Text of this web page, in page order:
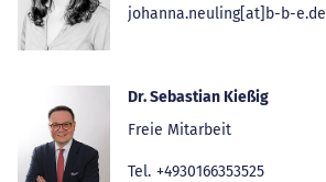
johanna.neuling[at]b-b-e.de
Dr. Sebastian Kießig
Freie Mitarbeit
Tel. +4930166353525